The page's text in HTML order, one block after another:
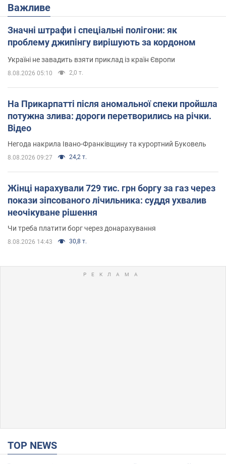
Важливе
Значні штрафи і спеціальні полігони: як
проблему джипінгу вирішують за кордоном
Україні не завадить взяти приклад із країн Європи
8.08.2026 05:10 2,0 т.
На Прикарпатті після аномальної спеки пройшла
потужна злива: дороги перетворились на річки.
Відео
Негода накрила Івано-Франківщину та курортний Буковель
8.08.2026 09:27 24,2 т.
Жінці нарахували 729 тис. грн боргу за газ через
покази зіпсованого лічильника: суддя ухвалив
неочікуване рішення
Чи треба платити борг через донарахування
8.08.2026 14:43 30,8 т.
TOP NEWS